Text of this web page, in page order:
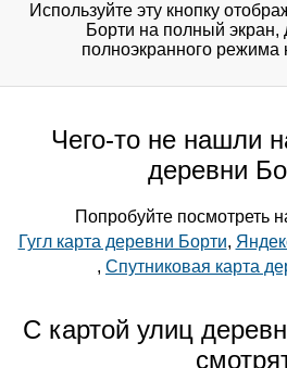
Используйте эту кнопку
Борти на полный экран,
полноэкранного режима
Чего-то не нашли
деревни
Попробуйте посмотреть
Гугл карта деревни Борти,
, Спутниковая карта
С картой улиц